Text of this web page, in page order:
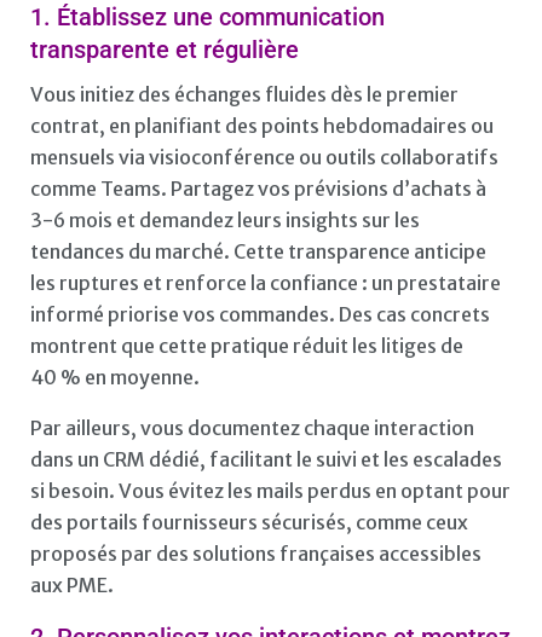
1. Établissez une communication
transparente et régulière
Vous initiez des échanges fluides dès le premier
contrat, en planifiant des points hebdomadaires ou
mensuels via visioconférence ou outils collaboratifs
comme Teams. Partagez vos prévisions d’achats à
3-6 mois et demandez leurs insights sur les
tendances du marché. Cette transparence anticipe
les ruptures et renforce la confiance : un prestataire
informé priorise vos commandes. Des cas concrets
montrent que cette pratique réduit les litiges de
40 % en moyenne.
Par ailleurs, vous documentez chaque interaction
dans un CRM dédié, facilitant le suivi et les escalades
si besoin. Vous évitez les mails perdus en optant pour
des portails fournisseurs sécurisés, comme ceux
proposés par des solutions françaises accessibles
aux PME.